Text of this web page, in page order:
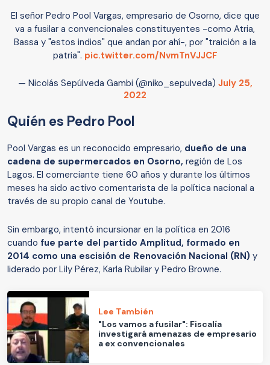
El señor Pedro Pool Vargas, empresario de Osorno, dice que
va a fusilar a convencionales constituyentes -como Atria,
Bassa y "estos indios" que andan por ahí-, por "traición a la
patria". pic.twitter.com/NvmTnVJJCF
— Nicolás Sepúlveda Gambi (@niko_sepulveda) July 25,
2022
Quién es Pedro Pool
Pool Vargas es un reconocido empresario, dueño de una
cadena de supermercados en Osorno, región de Los
Lagos. El comerciante tiene 60 años y durante los últimos
meses ha sido activo comentarista de la política nacional a
través de su propio canal de Youtube.
Sin embargo, intentó incursionar en la política en 2016
cuando fue parte del partido Amplitud, formado en
2014 como una escisión de Renovación Nacional (RN) y
liderado por Lily Pérez, Karla Rubilar y Pedro Browne.
Lee También
"Los vamos a fusilar": Fiscalía
investigará amenazas de empresario
a ex convencionales